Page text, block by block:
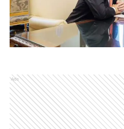
Ads